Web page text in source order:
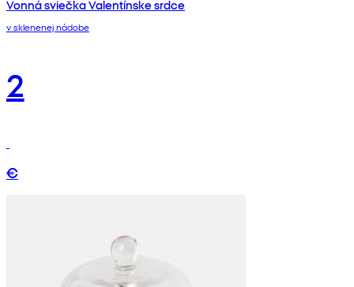
Vonná sviečka Valentínske srdce
v sklenenej nádobe
2
€